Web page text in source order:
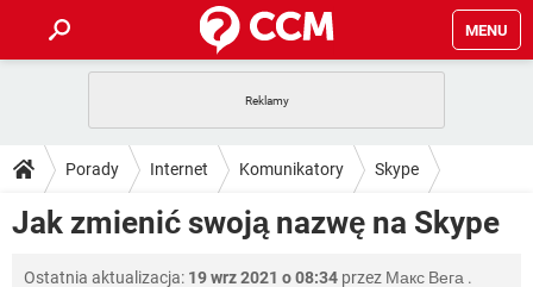
MENU
GRY WHATSAPP
SPOTIFY NETFLIX
PORADY
PlayStation
GRY WHATSAPP
SPOTIFY NETFLIX
DO POBRANIA
FORUM
Porady Internet Komunikatory Skype
Jak zmienić swoją nazwę na Skype
Ostatnia aktualizacja: 19 wrz 2021 o 08:34 przez Макс Вега .